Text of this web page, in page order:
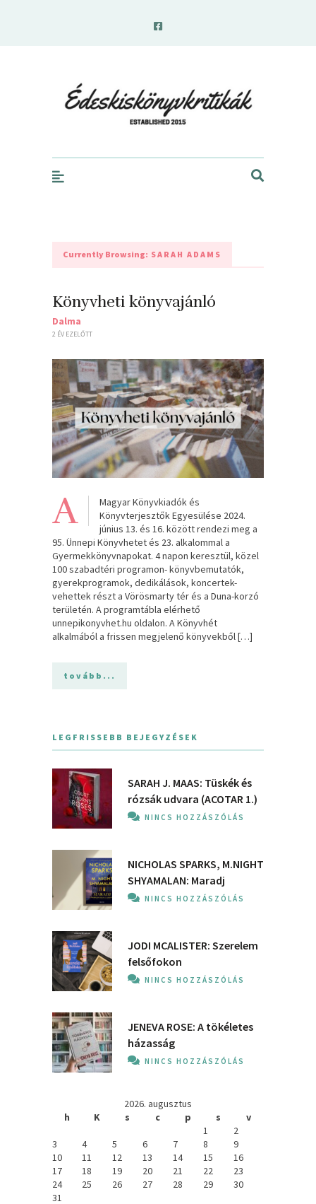
Currently Browsing: SARAH ADAMS
Könyvheti könyvajánló
Dalma
2 ÉV EZELŐTT
A
Magyar Könyvkiadók és
Könyvterjesztők Egyesülése 2024.
június 13. és 16. között rendezi meg a
95. Ünnepi Könyvhetet és 23. alkalommal a
Gyermekkönyvnapokat. 4 napon keresztül, közel
100 szabadtéri programon- könyvbemutatók,
gyerekprogramok, dedikálások, koncertek-
vehettek részt a Vörösmarty tér és a Duna-korzó
területén. A programtábla elérhető
unnepikonyvhet.hu oldalon. A Könyvhét
alkalmából a frissen megjelenő könyvekből […]
tovább...
LEGFRISSEBB BEJEGYZÉSEK
SARAH J. MAAS: Tüskék és
rózsák udvara (ACOTAR 1.)
NINCS HOZZÁSZÓLÁS
NICHOLAS SPARKS, M.NIGHT
SHYAMALAN: Maradj
NINCS HOZZÁSZÓLÁS
JODI MCALISTER: Szerelem
felsőfokon
NINCS HOZZÁSZÓLÁS
JENEVA ROSE: A ​tökéletes
házasság
NINCS HOZZÁSZÓLÁS
2026. augusztus
h
K s c p s
v
1
2
3
4 5 6 7 8
9
10
11 12 13 14 15
16
17
18 19 20 21 22
23
24
25 26 27 28 29
30
31